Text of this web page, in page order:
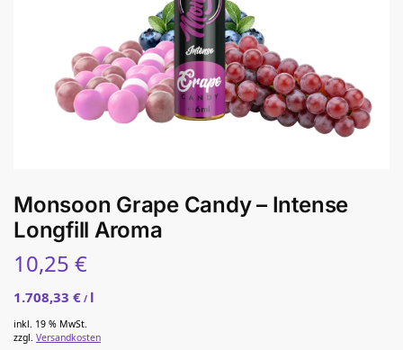
Monsoon Grape Candy – Intense
Longfill Aroma
10,25 €
1.708,33 € / l
inkl. 19 % MwSt.
zzgl. Versandkosten